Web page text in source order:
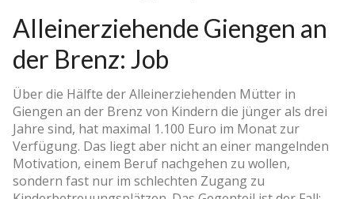
Alleinerziehende Giengen an
der Brenz: Job
Über die Hälfte der Alleinerziehenden Mütter in
Giengen an der Brenz von Kindern die jünger als drei
Jahre sind, hat maximal 1.100 Euro im Monat zur
Verfügung. Das liegt aber nicht an einer mangelnden
Motivation, einem Beruf nachgehen zu wollen,
sondern fast nur im schlechten Zugang zu